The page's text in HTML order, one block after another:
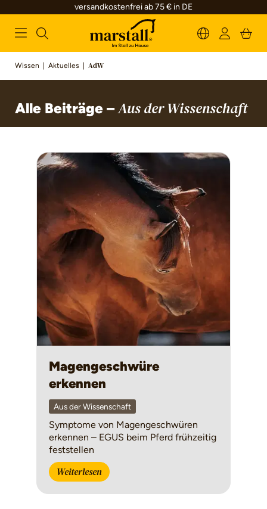
springen
versandkostenfrei ab 75 € in DE
Wissen | Aktuelles | AdW
Alle Beiträge –Aus der Wissenschaft
Magengeschwüre
erkennen
Aus der Wissenschaft
Symptome von Magengeschwüren
erkennen – EGUS beim Pferd frühzeitig
feststellen
Weiterlesen